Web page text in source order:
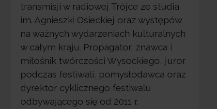
transmisji w radiowej Trójce ze studia
im. Agnieszki Osieckiej oraz występów
na ważnych wydarzeniach kulturalnych
w całym kraju. Propagator, znawca i
miłośnik twórczości Wysockiego, juror
podczas festiwali, pomysłodawca oraz
dyrektor cyklicznego festiwalu
odbywającego się od 2011 r.